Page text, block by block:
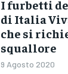
I furbetti
di Italia
che si
squallore
9 Agosto 2020